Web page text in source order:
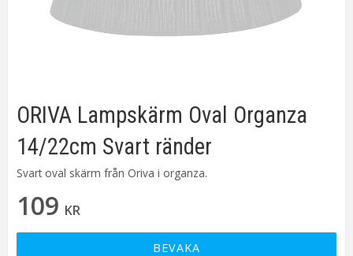
ORIVA Lampskärm Oval Organza
14/22cm Svart ränder
Svart oval skärm från Oriva i organza.
109 KR
BEVAKA